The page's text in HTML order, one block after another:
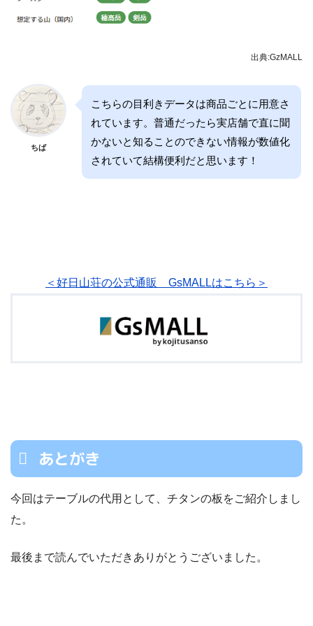
出典:GzMALL
ちば
こちらの目利きデータは商品ごとに用意さ
れています。普通だったら実店舗で直に聞
かないと知ることのできない情報が数値化
されていて結構便利だと思います！
＜好日山荘の公式通販 GsMALLはこちら＞
あとがき
今回はテーブルの代用として、チタンの板をご紹介しまし
た。
最後まで読んでいただきありがとうございました。